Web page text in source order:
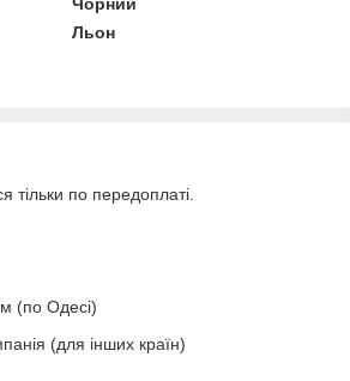
Льон
тільки по передоплаті.
(по Одесі)
(для інших країн)